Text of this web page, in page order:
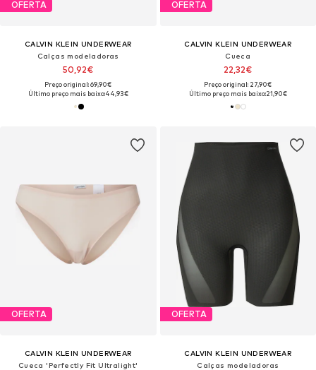
OFERTA
CALVIN KLEIN UNDERWEAR
Calças modeladoras
50,92€
Preço original: 69,90€
Último preço mais baixo:44,93€
OFERTA
CALVIN KLEIN UNDERWEAR
Cueca
22,32€
Preço original: 27,90€
Último preço mais baixo:21,90€
OFERTA
CALVIN KLEIN UNDERWEAR
Cueca 'Perfectly Fit Ultralight'
OFERTA
CALVIN KLEIN UNDERWEAR
Calças modeladoras